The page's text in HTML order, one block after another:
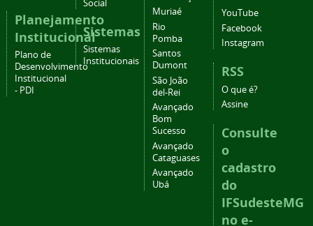
Planejamento
Institucional
Plano de
Desenvolvimento
Institucional
- PDI
Social
Sistemas
Sistemas
Institucionais
Muriaé
Rio
Pomba
Santos
Dumont
São João
del-Rei
Avançado
Bom
Sucesso
Avançado
Cataguases
Avançado
Ubá
YouTube
Facebook
Instagram
RSS
O que é?
Assine
Consulte
o
cadastro
do
IFSudesteMG
no e-